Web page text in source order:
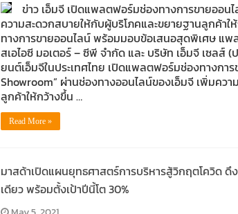
ข่าว เอ็มจี เปิดแพลตฟอร์มช่องทางการขายออน
ความสะดวกสบายให้กับผู้บริโภคและขยายฐานลูกค้า
ทางการขายออนไลน์ พร้อมมอบข้อเสนอสุดพิเศษ แ
สเอไอซี มอเตอร์ – ซีพี จำกัด และ บริษัท เอ็มจี เซลส์
ยนต์เอ็มจีในประเทศไทย เปิดแพลตฟอร์มช่องทางกา
Showroom” ผ่านช่องทางออนไลน์ของเอ็มจี เพิ่มคว
ลูกค้าให้กว้างขึ้น …
Read More »
มาสด้าเปิดแผนยุทธศาสตร์การบริหารสู้วิกฤตโควิด
เดียว พร้อมตั้งเป้าปีนี้โต 30%